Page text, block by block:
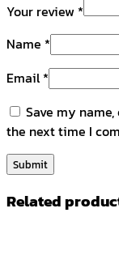
Your review *
Name *
Email*
Save my
the next time I
Related